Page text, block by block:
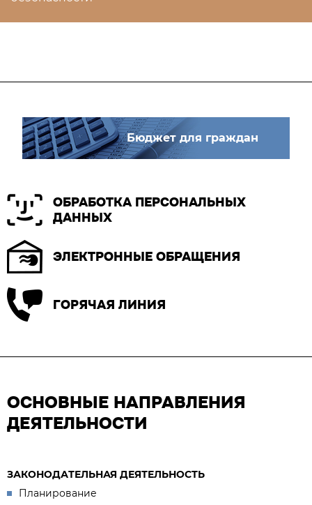
Бюджет для граждан
ОБРАБОТКА ПЕРСОНАЛЬНЫХ
ДАННЫХ
ЭЛЕКТРОННЫЕ ОБРАЩЕНИЯ
ГОРЯЧАЯ ЛИНИЯ
ОСНОВНЫЕ НАПРАВЛЕНИЯ
ДЕЯТЕЛЬНОСТИ
ЗАКОНОДАТЕЛЬНАЯ ДЕЯТЕЛЬНОСТЬ
Планирование